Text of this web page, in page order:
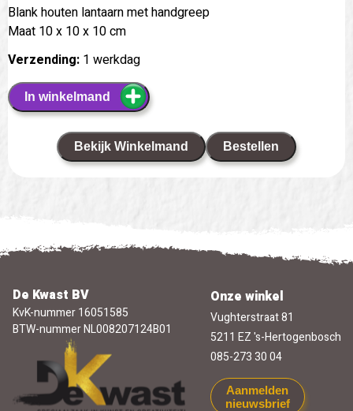
Blank houten lantaarn met handgreep
Maat 10 x 10 x 10 cm
Verzending: 1 werkdag
In winkelmand
Bekijk Winkelmand Bestellen
De Kwast BV
KvK-nummer 16051585
BTW-nummer NL008207124B01
Onze winkel
Vughterstraat 81
5211 EZ 's-Hertogenbosch
085-273 30 04
Aanmelden
nieuwsbrief